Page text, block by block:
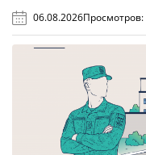
06.08.2026Просмотров: